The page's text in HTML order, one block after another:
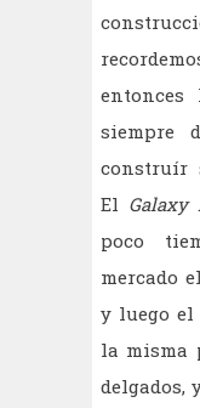
entonces
siempre
construír
El Galaxy
poco
mercado el
y luego el
la misma
delgados,